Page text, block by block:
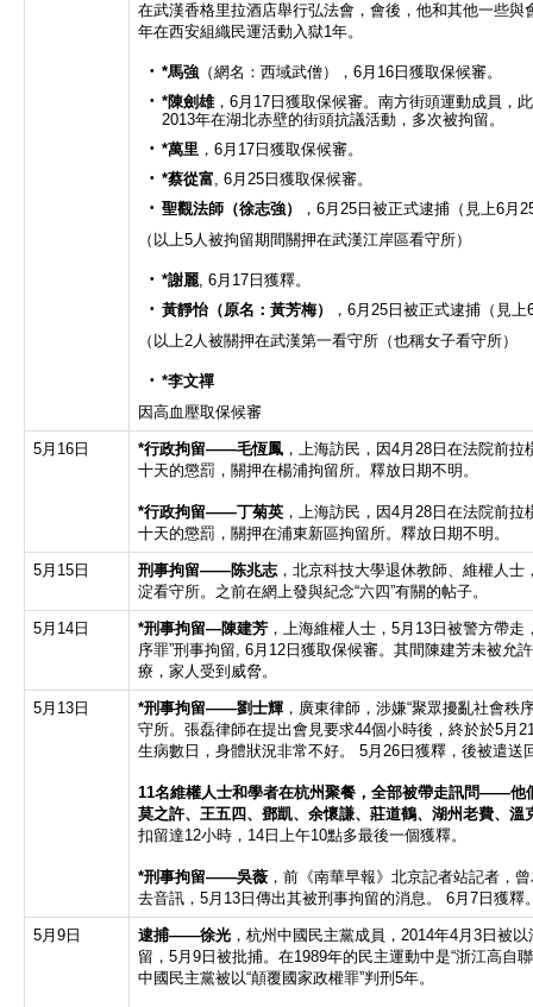
在武漢香格里拉酒店舉行弘法會，會後，他和其他一些與
年在西安組織民運活動入獄1年。
*馬強（網名：西域武僧），6月16日獲取保候審。
*陳劍雄，6月17日獲取保候審。南方街頭運動成員，
2013年在湖北赤壁的街頭抗議活動，多次被拘留。
*萬里，6月17日獲取保候審。
*蔡從富, 6月25日獲取保候審。
聖觀法師（徐志強）
，6月25日被正式逮捕（見上6月
（以上5人被拘留期間關押在武漢江岸區看守所）
*謝麗, 6月17日獲釋。
黃靜怡（原名：黃芳梅）
，6月25日被正式逮捕（見
（以上2人被關押在武漢第一看守所（也稱女子看守所）
*李文禪
因高血壓取保候審
5月16日 *行政拘留——毛恆鳳，上海訪民，因4月28日在法院前拉
十天的懲罰，關押在楊浦拘留所。釋放日期不明。
*行政拘留——丁菊英，上海訪民，因4月28日在法院前拉
十天的懲罰，關押在浦東新區拘留所。釋放日期不明。
5月15日 刑事拘留——陈兆志，北京科技大學退休教師、維權人士
淀看守所。之前在網上發與紀念“六四”有關的帖子。
5月14日 *刑事拘留—陳建芳，上海維權人士，5月13日被警方帶走
序罪”刑事拘留, 6月12日獲取保候審。其間陳建芳未被允
療，家人受到威脅。
5月13日 *刑事拘留——劉士輝，廣東律師，涉嫌“聚眾擾亂社會秩
守所。張磊律師在提出會見要求44個小時後，終於於5月
生病數日，身體狀況非常不好。 5月26日獲釋，後被遣送
11名維權人士和學者在杭州聚餐，全部被帶走訊問——他
莫之許、王五四、鄧凱、余懷謙、莊道鶴、湖州老費、溫
扣留達12小時，14日上午10點多最後一個獲釋。
*刑事拘留——吳薇，前《南華早報》北京記者站記者，
去音訊，5月13日傳出其被刑事拘留的消息。 6月7日獲釋
5月9日 逮捕——徐光，杭州中國民主黨成員，2014年4月3日被以
留，5月9日被批捕。在1989年的民主運動中是“浙江高自
中國民主黨被以“顛覆國家政權罪”判刑5年。